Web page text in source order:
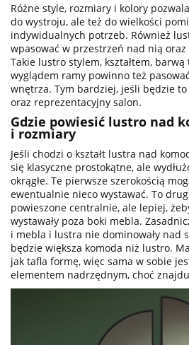
Różne style, rozmiary i kolory
do wystroju, ale też do wielkości
indywidualnych potrzeb. Również
wpasować w przestrzeń nad nią
Takie lustro stylem, kształtem,
wyglądem ramy powinno też
wnętrza. Tym bardziej, jeśli będzie
oraz reprezentacyjny salon.
Gdzie powiesić lustro nad
i rozmiary
Jeśli chodzi o kształt lustra nad
się klasyczne prostokątne, ale
okrągłe. Te pierwsze szerokością
ewentualnie nieco wystawać. To
powieszone centralnie, ale lepiej,
wystawały poza boki mebla.
i mebla i lustra nie dominowały nad
będzie większa komoda niż lustro.
jak tafla formę, więc sama w sobie
elementem nadrzędnym, choć